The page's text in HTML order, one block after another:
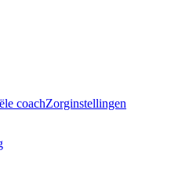
coachZorginstellingen